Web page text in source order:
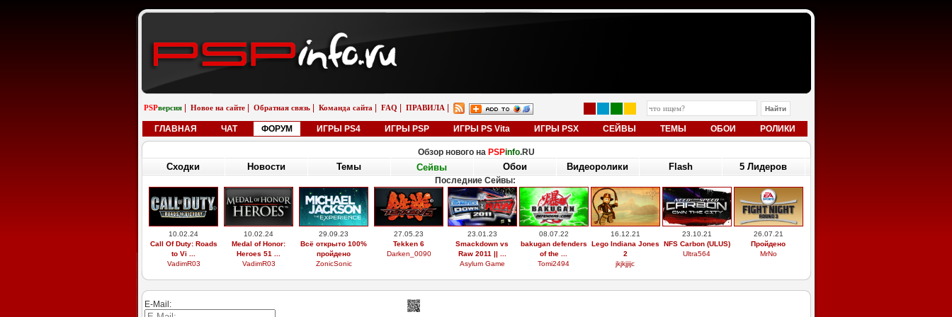
PSPверсия Новое на сайте Обратная связь Команда сайта FAQ ПРАВИЛА
ГЛАВНАЯ ЧАТ ФОРУМ ИГРЫ PS4 ИГРЫ PSP ИГРЫ PS Vita ИГРЫ PSX СЕЙВЫ ТЕМЫ ОБОИ РОЛИКИ
Обзор нового на PSPinfo.RU
Сходки Новости Темы Сейвы Обои Видеоролики Flash 5 Лидеров
Последние Сейвы:
10.02.24
Call Of Duty: Roads
to Vi ...
VadimR03
10.02.24
Medal of Honor:
Heroes 51 ...
VadimR03
29.09.23
Всё открыто 100%
пройдено
ZonicSonic
27.05.23
Tekken 6
Darken_0090
23.01.23
Smackdown vs
Raw 2011 || ...
Asylum Game
08.07.22
bakugan defenders
of the ...
Tomi2494
16.12.21
Lego Indiana Jones
2
jkjkjjijc
23.10.21
NFS Carbon (ULUS)
Ultra564
26.07.21
Пройдено
MrNo
E-Mail: